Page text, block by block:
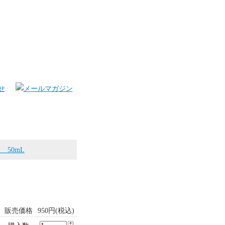
50mL
販売価格
950円(税込)